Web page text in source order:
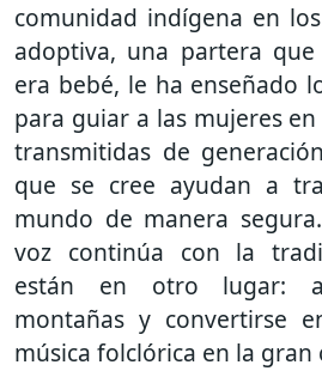
comunidad indígena en
adoptiva, una partera
era bebé, le ha enseñado
para guiar a las mujeres
transmitidas de
que se cree ayudan a
mundo de manera
voz continúa con la
están en otro lugar:
montañas y convertirse
música folclórica en la gran